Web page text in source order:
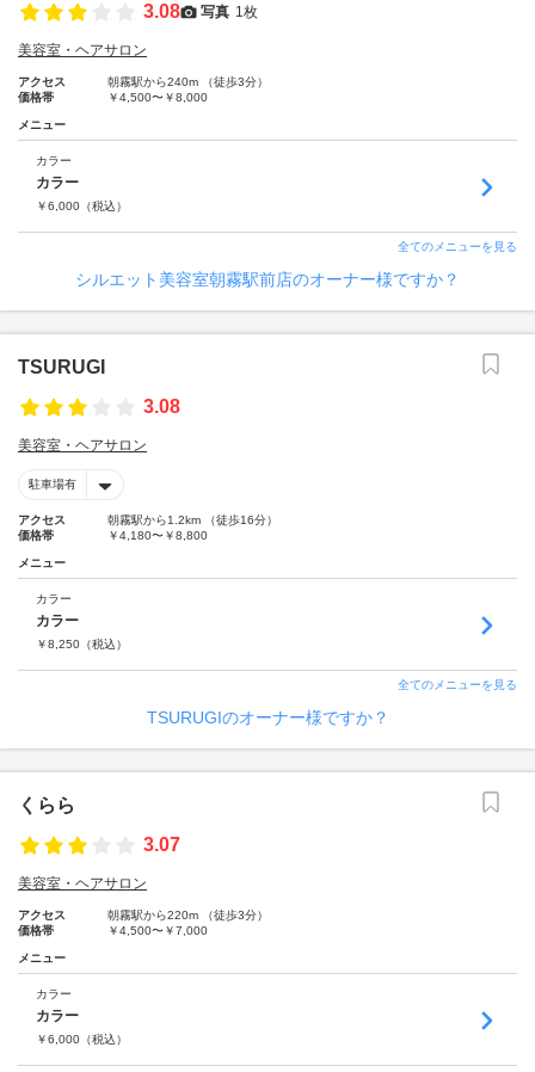
3.08 写真 1枚
美容室・ヘアサロン
アクセス
朝霧駅から240m （徒歩3分）
価格帯
￥4,500〜￥8,000
メニュー
カラー
カラー
￥6,000 （税込）
全てのメニューを見る
シルエット美容室朝霧駅前店のオーナー様ですか？
TSURUGI
3.08
美容室・ヘアサロン
駐車場有
アクセス
朝霧駅から1.2km （徒歩16分）
価格帯
￥4,180〜￥8,800
メニュー
カラー
カラー
￥8,250 （税込）
全てのメニューを見る
TSURUGIのオーナー様ですか？
くらら
3.07
美容室・ヘアサロン
アクセス
朝霧駅から220m （徒歩3分）
価格帯
￥4,500〜￥7,000
メニュー
カラー
カラー
￥6,000 （税込）